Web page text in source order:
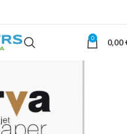
0 0,00